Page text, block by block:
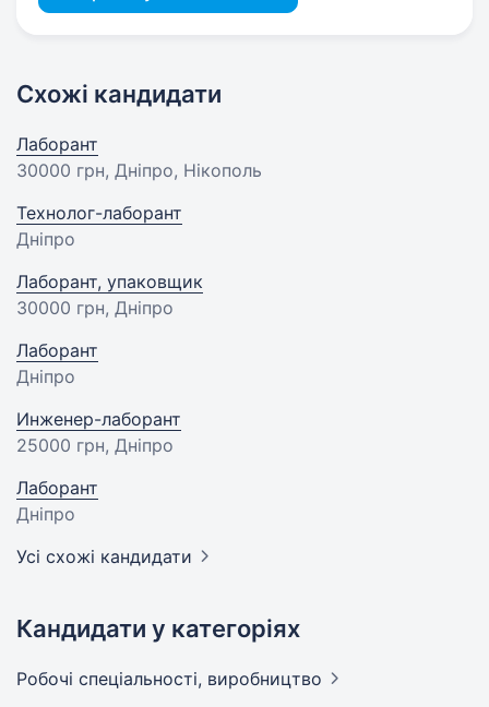
Схожі кандидати
Лаборант
30000 грн, Дніпро, Нікополь
Технолог-лаборант
Дніпро
Лаборант, упаковщик
30000 грн, Дніпро
Лаборант
Дніпро
Инженер-лаборант
25000 грн, Дніпро
Лаборант
Дніпро
Усі схожі кандидати
Кандидати у категоріях
Робочі спеціальності, виробництво